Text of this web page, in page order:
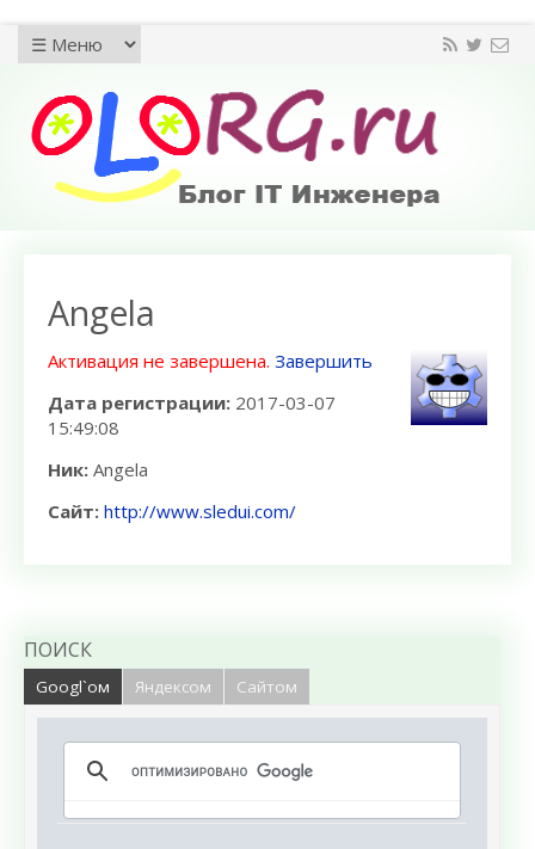
Angela
Активация не завершена. Завершить
Дата регистрации: 2017-03-07
15:49:08
Ник: Angela
Сайт: http://www.sledui.com/
ПОИСК
Googl`ом Яндексом Сайтом